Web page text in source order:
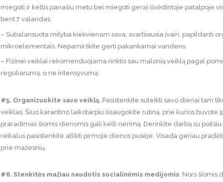
miegoti ir keltis panašiu metu bei miegoti gerai išvėdintoje patalpoje
bent 7 valandas.
– Subalansuota mityba kiekvienam sava, svarbiausia įvairi, papildanti
mikroelementais. Nepamirškite gerti pakankamai vandens.
– Fizinei veiklai rekomenduojama rinktis sau malonią veiklą pagal
reguliarumą, o ne intensyvumą.
#5. Organizuokite savo veiklą. Pasistenkite suteikti savo dienai tam
veiklas. Šiuo karantino laikotarpiu išsaugokite rutiną, prie kurios buvote
praradimas šiomis dienomis gali kelti nerimą. Derinkite darbą su
reikalus pasistenkite atlikti pirmoje dienos pusėje. Visada geriau
prie mažesnių.
#6. Stenkitės mažiau naudotis socialinėmis medijomis. Nors šiomis